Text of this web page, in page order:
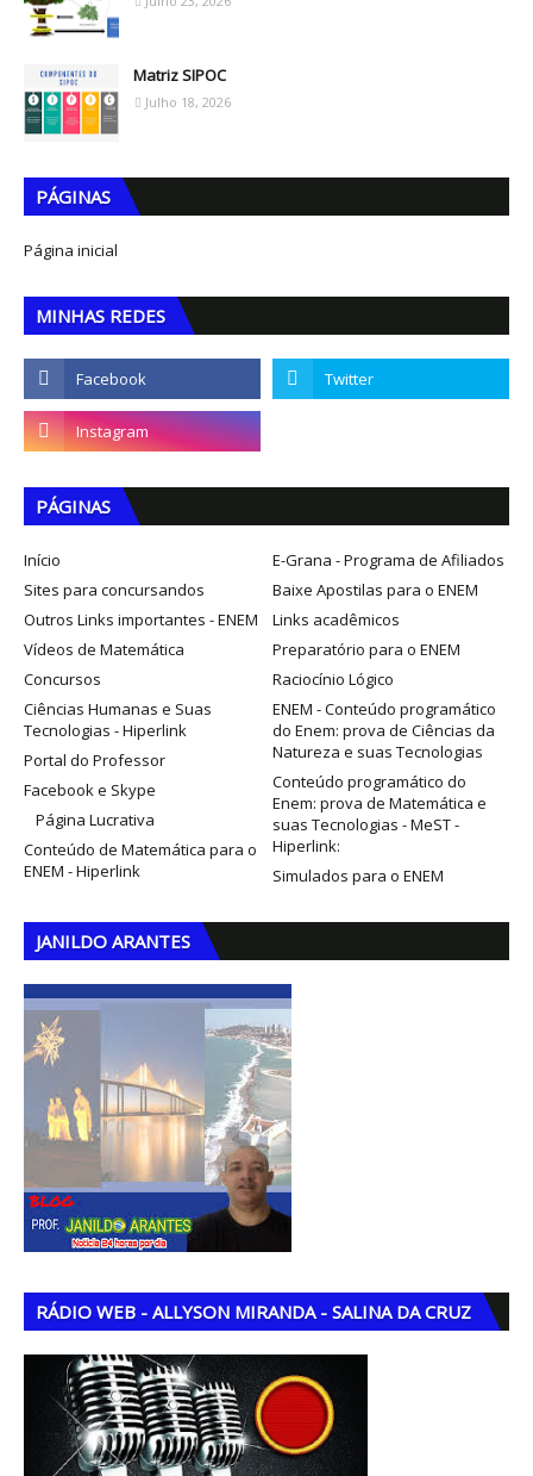
Matriz SIPOC
Julho 18, 2026
PÁGINAS
Página inicial
MINHAS REDES
PÁGINAS
Início
E-Grana - Programa de Afiliados
Sites para concursandos
Baixe Apostilas para o ENEM
Outros Links importantes - ENEM
Links acadêmicos
Vídeos de Matemática
Preparatório para o ENEM
Concursos
Raciocínio Lógico
Ciências Humanas e Suas
Tecnologias - Hiperlink
ENEM - Conteúdo programático
do Enem: prova de Ciências da
Natureza e suas Tecnologias
Portal do Professor
Conteúdo programático do
Enem: prova de Matemática e
suas Tecnologias - MeST -
Hiperlink:
Facebook e Skype
Página Lucrativa
Conteúdo de Matemática para o
ENEM - Hiperlink
Simulados para o ENEM
JANILDO ARANTES
RÁDIO WEB - ALLYSON MIRANDA - SALINA DA CRUZ